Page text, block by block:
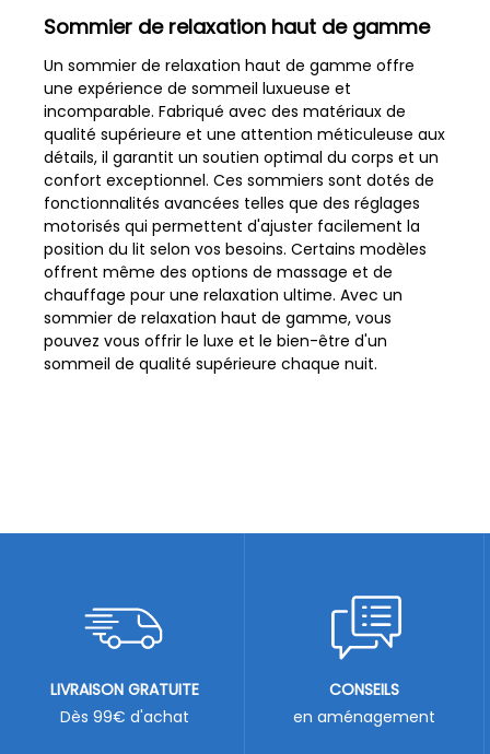
Sommier de relaxation haut de gamme
Un sommier de relaxation haut de gamme offre
une expérience de sommeil luxueuse et
incomparable. Fabriqué avec des matériaux de
qualité supérieure et une attention méticuleuse aux
détails, il garantit un soutien optimal du corps et un
confort exceptionnel. Ces sommiers sont dotés de
fonctionnalités avancées telles que des réglages
motorisés qui permettent d'ajuster facilement la
position du lit selon vos besoins. Certains modèles
offrent même des options de massage et de
chauffage pour une relaxation ultime. Avec un
sommier de relaxation haut de gamme, vous
pouvez vous offrir le luxe et le bien-être d'un
sommeil de qualité supérieure chaque nuit.
LIVRAISON GRATUITE
Dès 99€ d'achat
CONSEILS
en aménagement